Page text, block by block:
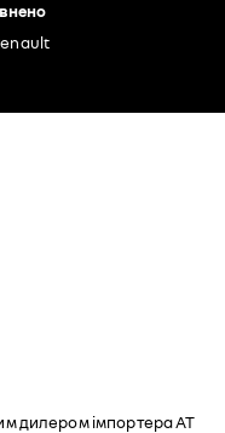
дилером імпортера АТ